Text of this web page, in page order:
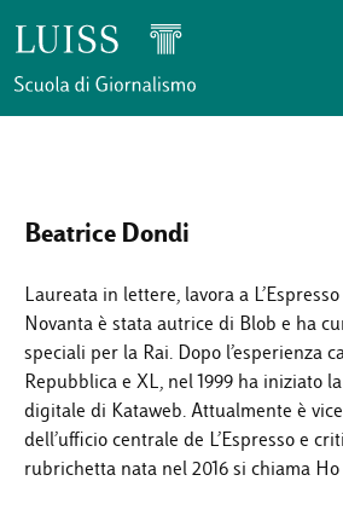
Beatrice Dondi
Laureata in lettere, lavora a
Novanta è stata autrice di Blob e ha
speciali per la Rai. Dopo l’esperienza
Repubblica e XL, nel 1999 ha iniziato
digitale di Kataweb. Attualmente è
dell’ufficio centrale de L’Espresso e
rubrichetta nata nel 2016 si chiama Ho